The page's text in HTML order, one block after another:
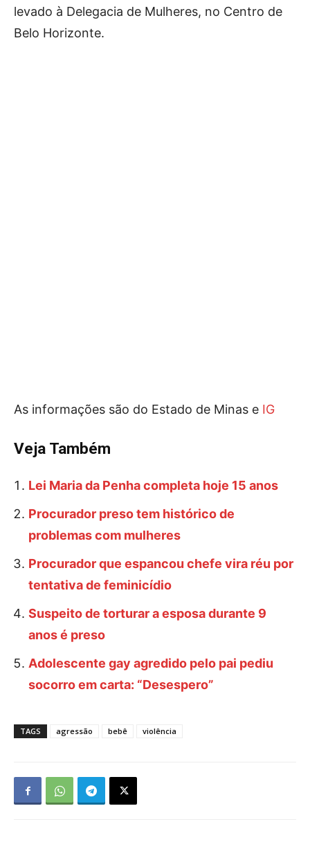
levado à Delegacia de Mulheres, no Centro de
Belo Horizonte.
As informações são do Estado de Minas e IG
Veja Também
Lei Maria da Penha completa hoje 15 anos
Procurador preso tem histórico de
problemas com mulheres
Procurador que espancou chefe vira réu por
tentativa de feminicídio
Suspeito de torturar a esposa durante 9
anos é preso
Adolescente gay agredido pelo pai pediu
socorro em carta: “Desespero”
TAGS agressão bebê violência